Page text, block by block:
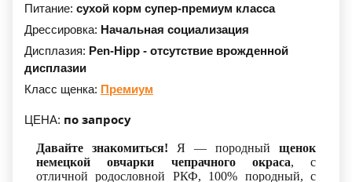
Питание: сухой корм супер-премиум класса
Дрессировка: Начальная социализация
Дисплазия: Pen-Hipp - отсутствие врожденной
дисплазии
Класс щенка: Премиум
ЦЕНА: по запросу
Давайте знакомиться! Я — породный щенок
немецкой овчарки чепрачного окраса, с
отличной родословной РКФ, 100% породный, с